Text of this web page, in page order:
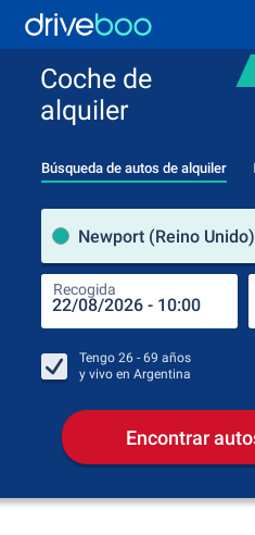
Coche de
alquiler
Búsqueda de autos de alquiler
Newport (Reino Unido)
Recogida
Tengo 26 - 69 años
y vivo en Argentina
Encontrar